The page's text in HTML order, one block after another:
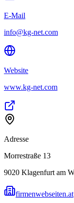
E-Mail
info@kg-net.com
Website
www.kg-net.com
Adresse
Morrestraße 13
9020 Klagenfurt am
firmenwebseiten.at